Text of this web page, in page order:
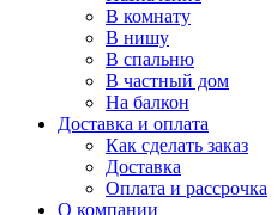
В комнату
В нишу
В спальню
В частный дом
На балкон
Доставка и оплата
Как сделать заказ
Доставка
Оплата и рассрочка
О компании